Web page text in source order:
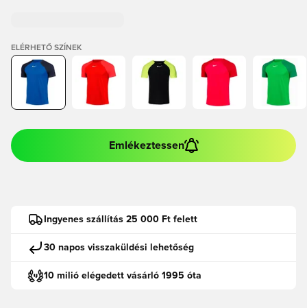
ELÉRHETŐ SZÍNEK
Emlékeztessen
Ingyenes szállítás 25 000 Ft felett
30 napos visszaküldési lehetőség
10 milió elégedett vásárló 1995 óta